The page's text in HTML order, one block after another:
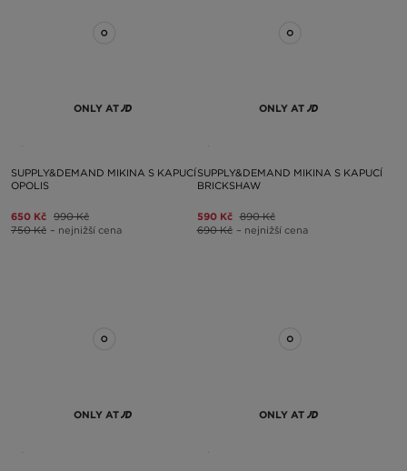
ONLY AT
SUPPLY&DEMAND MIKINA S KAPUCÍ
OPOLIS
650 Kč 990 Kč
750 Kč – nejnižší cena
ONLY AT
SUPPLY&DEMAND MIKINA S KAPUCÍ
BRICKSHAW
590 Kč 890 Kč
690 Kč – nejnižší cena
ONLY AT ONLY AT